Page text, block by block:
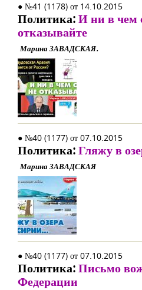
● №41 (1178) от 14.10.2015
Политика:И ни в чем
отказывайте
Марина ЗАВАДСКАЯ.
● №40 (1177) от 07.10.2015
Политика:Гляжу в
Марина ЗАВАДСКАЯ
● №40 (1177) от 07.10.2015
Политика:Письмо
Федерации